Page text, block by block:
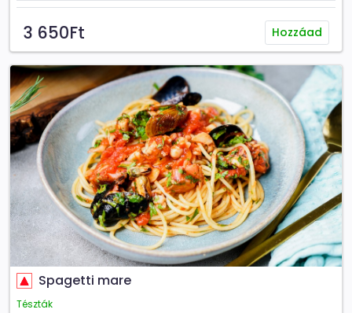
3 650Ft Hozzáad
Spagetti mare
Tészták